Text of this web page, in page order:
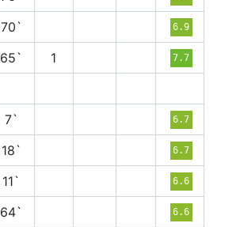
70` 6.9
65` 1 7.7
7` 6.7
18` 6.7
11` 6.6
64` 6.6